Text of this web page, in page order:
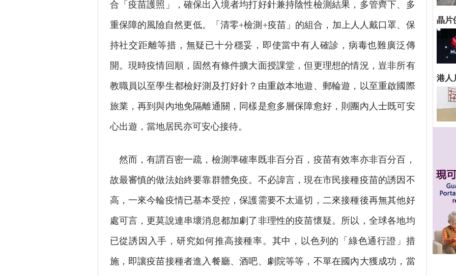
合「疫苗護照」，確保出入境者均打好針兼持陰性檢測結果，多管齊下、多
重保障的風險自然更低。「清零+檢測+疫苗」的組合，加上人人戴口罩、保
持社交距離等措，無疑已十分穩妥，即使當中有人確診，病毒也難廣泛傳
開。現時疫情回順，固然有條件擴大面授課堂，但更理想的情況，豈非所有
教職員以至學生都檢好測及打好針？由重啟本地遊、郵輪遊，以至重啟國際
旅業，再到與內地免隔離通關，同樣是愈多層保障愈好，則團內人士既可安
心出遊，當地居民亦可安心接待。
然而，有謂百密一疏，檢測準確率既非百分百，疫苗有效率亦非百分百，
故最審慎的做法始終要靠群體免疫。不必諱言，現在市民接種疫苗的誘因不
高，一來今輪疫情已基本受控，保護需要不太逼切，二來接種後再無其他好
處可言，更莫說連串壞消息都加劇了非理性的疫苗懷疑。所以，全球各地均
已從誘因入手，研究如何推高接種率。其中，以色列的「綠色通行證」措
施，即讓疫苗接種者進入餐廳、酒吧、劇院等等，不單在國內大獲成功，當